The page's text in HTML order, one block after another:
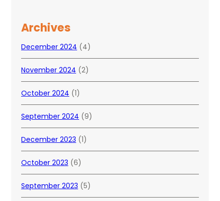
Archives
December 2024 (4)
November 2024 (2)
October 2024 (1)
September 2024 (9)
December 2023 (1)
October 2023 (6)
September 2023 (5)